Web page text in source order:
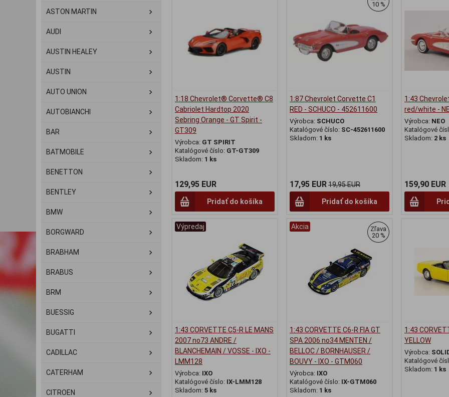
ASTON MARTIN
AUDI
AUSTIN HEALEY
AUSTIN
AUTO UNION
AUTOBIANCHI
BAR
BATMOBILE
BENETTON
BENTLEY
BMW
BORGWARD
BRABHAM
BRABUS
BRM
BUESSIG
BUGATTI
CADILLAC
CATERHAM
CITROEN
1:18 Chevrolet® Corvette® C8
Cabriolet Hardtop 2020
Sebring Orange - GT Spirit -
GT309
Výrobca: GT SPIRIT
Katalógové číslo: GT-GT309
Skladom: 1 ks
129,95 EUR
Pridať do košíka
10 %
1:87 Chevrolet Corvette C1
RED - SCHUCO - 452611600
Výrobca: SCHUCO
Katalógové číslo: SC-452611600
Skladom: 1 ks
17,95 EUR19,95 EUR
Pridať do košíka
1:43
red/white -
Výrobca: NEO
Katalógové
Skladom: 2 ks
159,90 EUR
Výpredaj
1:43 CORVETTE C5-R LE MANS
2007 no73 ANDRE /
BLANCHEMAIN / VOSSE - IXO -
LMM128
Výrobca: IXO
Katalógové číslo: IX-LMM128
Skladom: 5 ks
Akcia
Zľava
20 %
1:43 CORVETTE C6-R FIA GT
SPA 2006 no34 MENTEN /
BELLOC / BORNHAUSER /
BOUVY - IXO - GTM060
Výrobca: IXO
Katalógové číslo: IX-GTM060
Skladom: 1 ks
1:43
YELLOW
Výrobca:
Katalógové
Skladom: 1 ks